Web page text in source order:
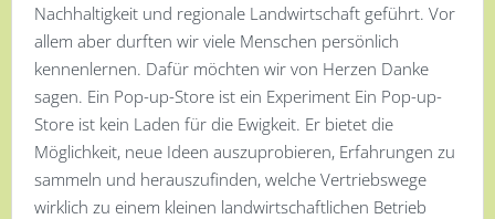
Nachhaltigkeit und regionale Landwirtschaft geführt. Vor
allem aber durften wir viele Menschen persönlich
kennenlernen. Dafür möchten wir von Herzen Danke
sagen. Ein Pop-up-Store ist ein Experiment Ein Pop-up-
Store ist kein Laden für die Ewigkeit. Er bietet die
Möglichkeit, neue Ideen auszuprobieren, Erfahrungen zu
sammeln und herauszufinden, welche Vertriebswege
wirklich zu einem kleinen landwirtschaftlichen Betrieb